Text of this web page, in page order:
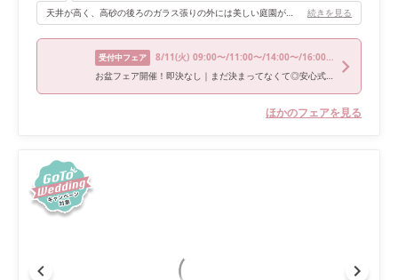
天井が高く、高砂の後ろのガラス張りの外には美しい庭園が広がり、ナチュラルな雰囲気と開放感が魅力的です。 2階から入場や、庭園から再入場など入退場口も複数箇所から選択することができ、ゲストの方にも楽しんでいただける演出ができたのも良かったです。 夕方からの式の場合は、再入場の際に庭園にキャンドルを置いて、そこから入場することもでき、ロマンチックな雰囲気で行うことができます。 続きを見る
受付中フェア 8/11(火) 09:00〜/11:00〜/14:00〜/16:00〜/18:00〜
お盆フェア開催！即決なし｜まだ決まってなくて◎安心式場相談会
ほかのフェアを見る